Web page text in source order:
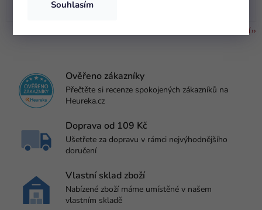
Souhlasím
Udírna je výborná jsem spokojený
Zobrazit další hodnocení
Ověřeno zákazníky
Přečtěte si recenze spokojených zákazníků na
Heureka.cz
Doprava od 109 Kč
Ušetřete za dopravu v rámci nejvýhodnějšího
doručení
Vlastní sklad zboží
Nabízené zboží máme umístěné v našem
vlastním skladě